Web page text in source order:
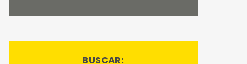
BUSCAR: